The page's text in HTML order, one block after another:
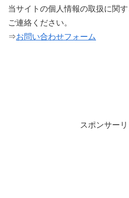
当サイトの個人情報の取扱に関
ご連絡ください。
⇒お問い合わせフォーム
スポンサーリ